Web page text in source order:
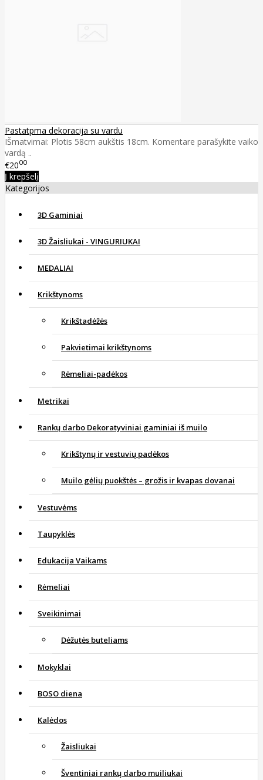
Pastatpma dekoracija su vardu
IŠmatvimai: Plotis 58cm aukštis 18cm. Komentare parašykite vaiko
vardą ..
€2000
Į krepšelį
Kategorijos
3D Gaminiai
3D Žaisliukai - VINGURIUKAI
MEDALIAI
Krikštynoms
Krikštadėžės
Pakvietimai krikštynoms
Rėmeliai-padėkos
Metrikai
Rankų darbo Dekoratyviniai gaminiai iš muilo
Krikštynų ir vestuvių padėkos
Muilo gėlių puokštės – grožis ir kvapas dovanai
Vestuvėms
Taupyklės
Edukacija Vaikams
Rėmeliai
Sveikinimai
Dėžutės buteliams
Mokyklai
BOSO diena
Kalėdos
Žaisliukai
Šventiniai rankų darbo muiliukai